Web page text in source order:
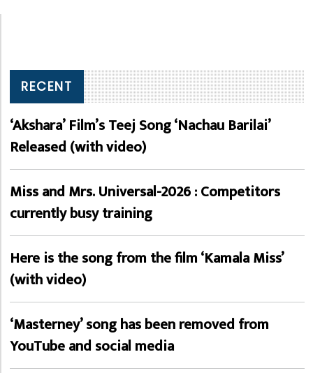
RECENT
‘Akshara’ Film’s Teej Song ‘Nachau Barilai’
Released (with video)
Miss and Mrs. Universal-2026 : Competitors
currently busy training
Here is the song from the film ‘Kamala Miss’
(with video)
‘Masterney’ song has been removed from
YouTube and social media